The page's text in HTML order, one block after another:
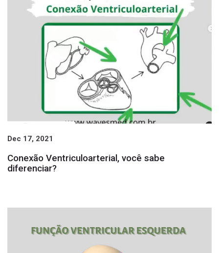
Página 4
Dec 17, 2021
Conexão Ventriculoarterial, você sabe
diferenciar?